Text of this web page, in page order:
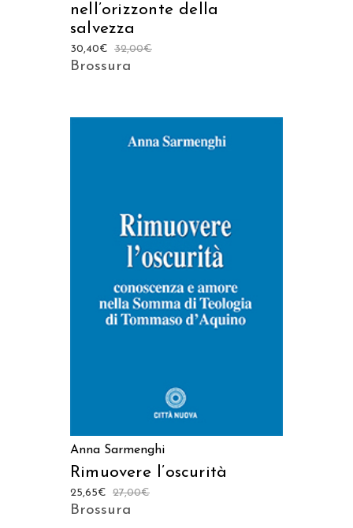
nell’orizzonte della
salvezza
32,00€
30,40€
Brossura
Anna Sarmenghi
Rimuovere l’oscurità
27,00€
25,65€
Brossura